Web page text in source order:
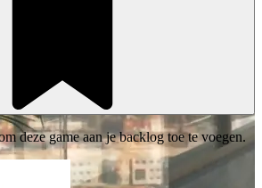
deze game aan je backlog toe te voegen.